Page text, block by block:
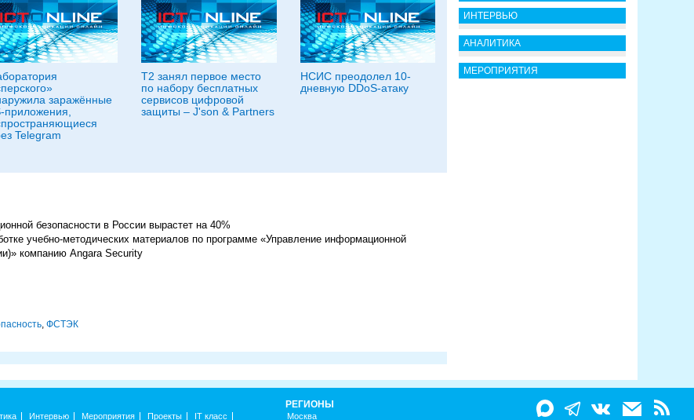
заражённые
приложения,
Telegram
Т2 занял первое место
по набору бесплатных
сервисов цифровой
защиты – J'son & Partners
НСИС преодолел 10-
дневную DDoS-атаку
безопасности в России вырастет на 40%
учебно-методических материалов по программе «Управление информационной
компанию Angara Security
, ФСТЭК
ИНТЕРВЬЮ
АНАЛИТИКА
МЕРОПРИЯТИЯ
Интервью Мероприятия Проекты IT класс
РЕГИОНЫ
Москва